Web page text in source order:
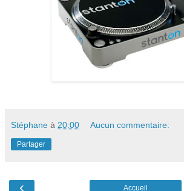
Stéphane à 20:00 Aucun commentaire:
Partager
‹ Accueil